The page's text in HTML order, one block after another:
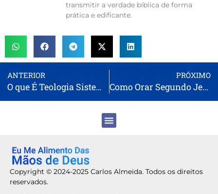
transmitir a verdade bíblica de forma
prática e edificante.
ANTERIOR
O que É Teologia Sistemática?
PRÓXIMO
Como Orar Segundo Jeremias 33 3 Corretamente: Guia Prático
Copyright © 2024-2025 Carlos Almeida. Todos os direitos
reservados.